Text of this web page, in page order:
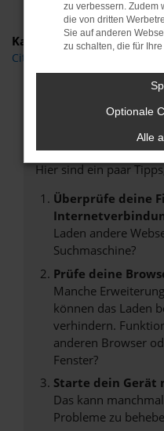
Kategorie
Citroen C1 Gebrauchtwagen
Fehler:
Beim Laden ist ein
Hier sind ein paar
Überprüfe deine
Laden andere
Suchmaschine?
Prüfe deine
Manche
können das Laden
verhindern.
anderen Browser
Fenster?
Starte dein Gerät
Das kann
Probleme zu
zu verbessern. Zudem
die von dritten
Sie auf anderen
zu schalten, die für
Optionale
Alle